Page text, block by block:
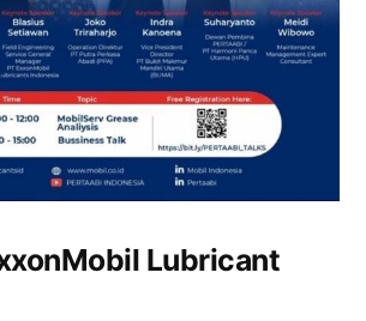
Lubricant